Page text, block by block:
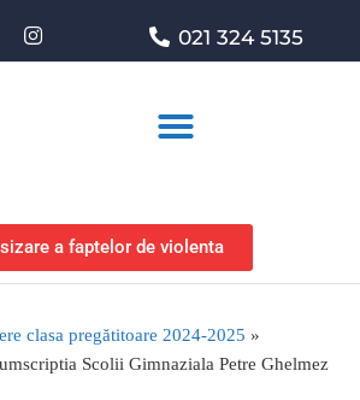
021 324 5135
a faptelor de violenta
clasa pregătitoare 2024-2025 »
Scolii Gimnaziala Petre Ghelmez